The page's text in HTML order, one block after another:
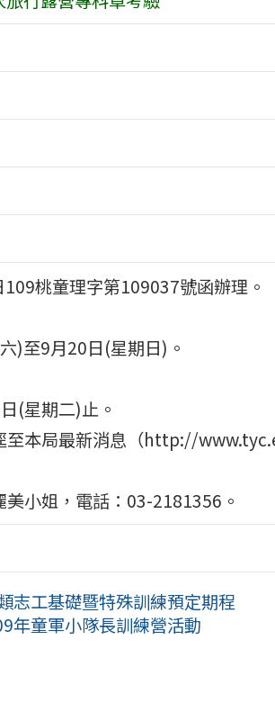
桃童理字第109037號函辦理。
)至9月20日(星期日)。
(星期二)止。
至本局最新消息（http://
小姐，電話：03-2181356。
志工基礎暨特殊訓練預定期程
年童軍小隊長訓練營活動